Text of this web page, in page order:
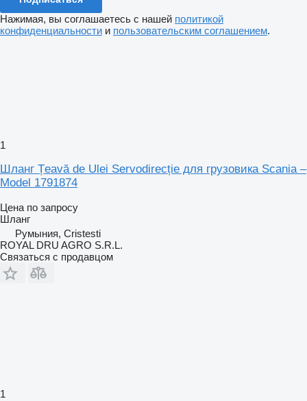
Нажимая, вы соглашаетесь с нашей политикой
конфиденциальности и пользовательским соглашением.
1
Шланг Țeavă de Ulei Servodirecție для грузовика Scania –
Model 1791874
Цена по запросу
Шланг
Румыния, Cristesti
ROYAL DRU AGRO S.R.L.
Связаться с продавцом
1